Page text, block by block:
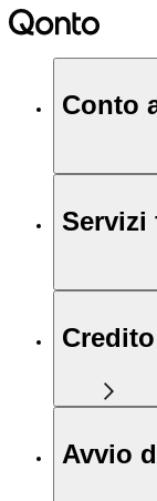
Conto
Servizi
Credito
Avvio